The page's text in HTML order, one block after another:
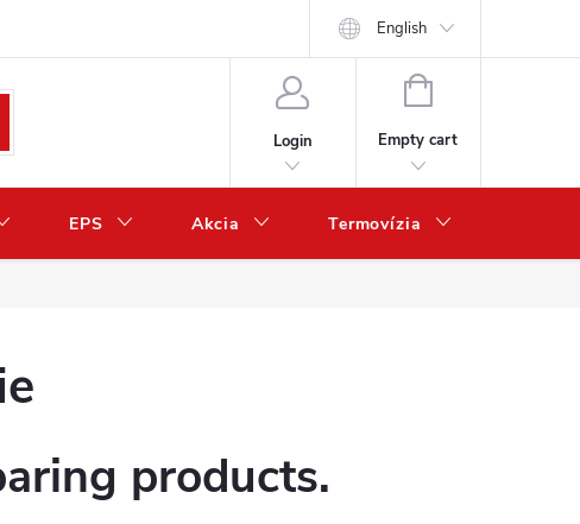
English
Login
SHOPPING
Empty cart
EPS Akcia Termovízia
products.